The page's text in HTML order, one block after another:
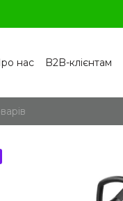
нас B2B-клієнтам
Блог